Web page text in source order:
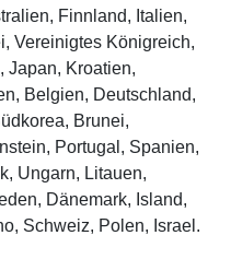
Finnland, Italien,
Vereinigtes Königreich,
Japan, Kroatien,
Belgien, Deutschland,
Brunei,
Portugal, Spanien,
Ungarn, Litauen,
Dänemark, Island,
Schweiz, Polen, Israel.